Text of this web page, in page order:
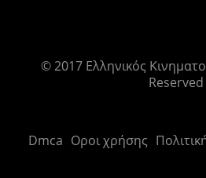
© 2017 Ελληνικός
Reserved
Dmca Οροι χρήσης